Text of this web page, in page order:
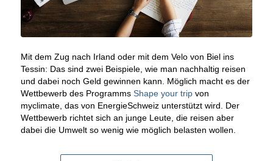
Mit dem Zug nach Irland oder mit dem Velo von Biel ins
Tessin: Das sind zwei Beispiele, wie man nachhaltig reisen
und dabei noch Geld gewinnen kann. Möglich macht es der
Wettbewerb des Programms Shape your tripvon
myclimate, das von EnergieSchweiz unterstützt wird. Der
Wettbewerb richtet sich an junge Leute, die reisen aber
dabei die Umwelt so wenig wie möglich belasten wollen.